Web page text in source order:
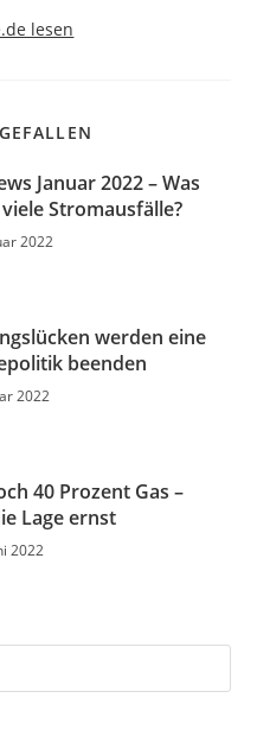
lesen
Januar 2022 – Was
Stromausfälle?
2022
werden eine
beenden
2022
40 Prozent Gas –
Lage ernst
2022